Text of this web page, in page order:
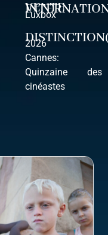
VENTE
Luxbox
2026
Cannes:
Quinzaine des
cinéastes